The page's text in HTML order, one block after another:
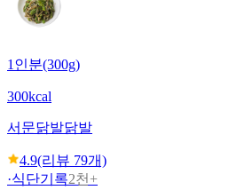
1인분(300g)
300kcal
서문닭발닭발
4.9(리뷰 79개)
·식단기록2천+